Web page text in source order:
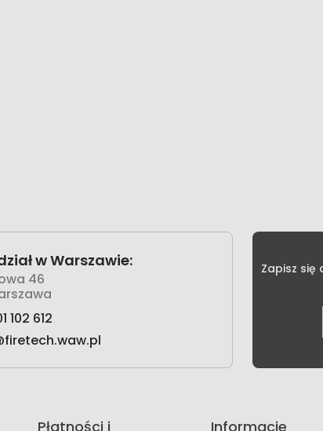
w Warszawie:
46
102 612
Zapisz
Płatności i Informacje